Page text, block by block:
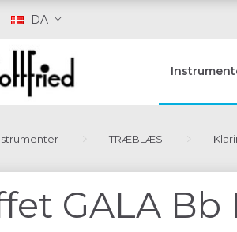
DA
TRÆBLÆS
GALA Bb